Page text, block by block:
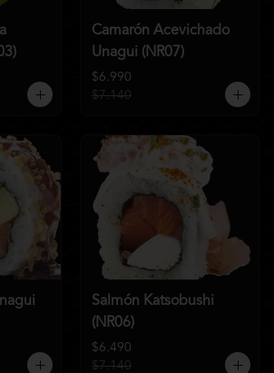
Camarón Acevichado
Unagui (NR07)
$6.990
$7.140
Salmón Katsobushi
(NR06)
$6.490
$7.140